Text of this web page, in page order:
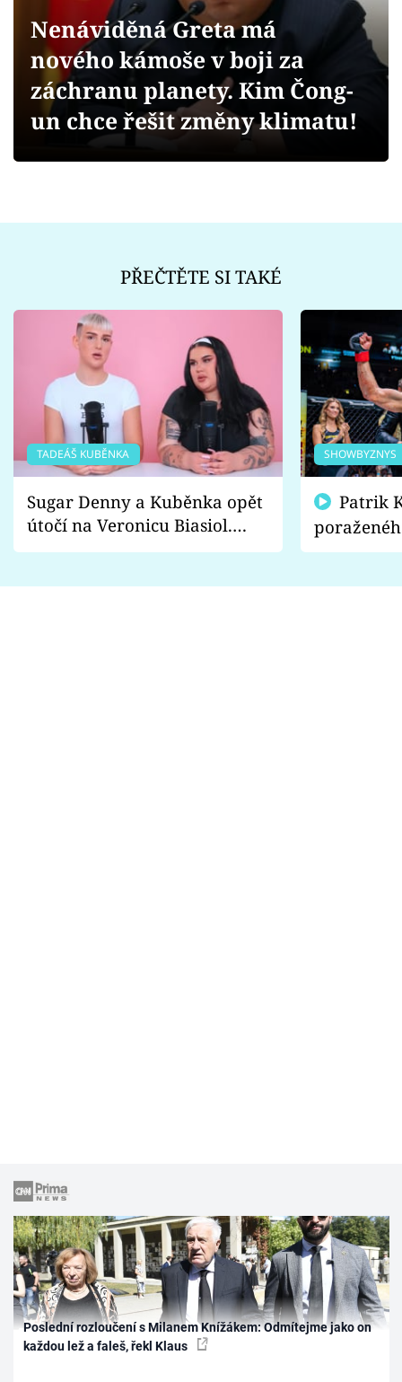
Videa
Sledujte prima+
Přihlášení
Nenáviděná Greta má
nového kámoše v boji za
záchranu planety. Kim Čong-
un chce řešit změny klimatu!
PŘEČTĚTE SI TAKÉ
TADEÁŠ KUBĚNKA
Sugar Denny a Kuběnka opět
útočí na Veronicu Biasiol.
Proč je podle nich falešná a
SHOWBYZNYS
fanoušci
Poslední rozloučení s Milanem Knížákem: Odmítejme jako on
každou lež a faleš, řekl Klaus